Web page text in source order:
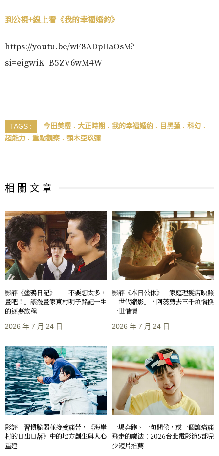
到公視+線上看《我的幸福婚約》
https://youtu.be/wF8ADpHaOsM?
si=eigwiK_B5ZV6wM4W
TAGS : 今田美櫻 大正時期 我的幸福婚約 目黑蓮
科幻
超能力
重點觀察 顎木亞玖彌
相 關 文 章
影評《塗鴉日記》｜「不要想太多，
畫吧！」讓漫畫家東村明子銘記一生
的逐夢旅程
2026 年 7 月 24 日
影評《本日公休》｜家庭理髮店映照
「世代縮影」，阿蕊剪去三千煩惱換
一世惜情
2026 年 7 月 24 日
影評｜習慣脆弱並接受痛苦，《海岸
村的日出日落》中的地方創生與人心
重建
一場奔跑、一句問候，或一個讓痛痛
飛走的魔法：2026台北電影節5部兒
少短片推薦